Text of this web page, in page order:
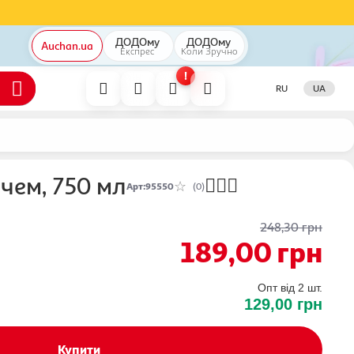
Auchan.ua ДОДОму
Експрес
ДОДОму
Коли Зручно
!
RU UA
750 млАрт:95550 (0)
248,30грн
189,00 грн
Опт від 2 шт.
129,00 грн
Купити